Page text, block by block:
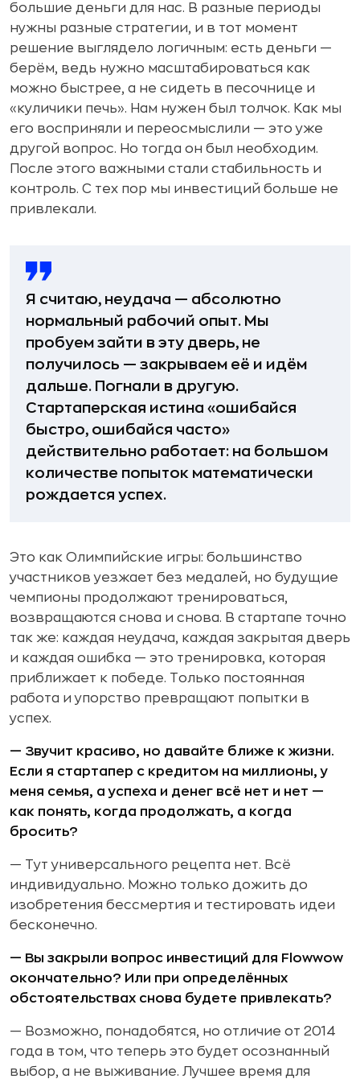
большие деньги для нас. В разные периоды
нужны разные стратегии, и в тот момент
решение выглядело логичным: есть деньги —
берём, ведь нужно масштабироваться как
можно быстрее, а не сидеть в песочнице и
«куличики печь». Нам нужен был толчок. Как мы
его восприняли и переосмыслили — это уже
другой вопрос. Но тогда он был необходим.
После этого важными стали стабильность и
контроль. С тех пор мы инвестиций больше не
привлекали.
Я считаю, неудача — абсолютно
нормальный рабочий опыт. Мы
пробуем зайти в эту дверь, не
получилось — закрываем её и идём
дальше. Погнали в другую.
Стартаперская истина «ошибайся
быстро, ошибайся часто»
действительно работает: на большом
количестве попыток математически
рождается успех.
Это как Олимпийские игры: большинство
участников уезжает без медалей, но будущие
чемпионы продолжают тренироваться,
возвращаются снова и снова. В стартапе точно
так же: каждая неудача, каждая закрытая дверь
и каждая ошибка — это тренировка, которая
приближает к победе. Только постоянная
работа и упорство превращают попытки в
успех.
— Звучит красиво, но давайте ближе к жизни.
Если я стартапер с кредитом на миллионы, у
меня семья, а успеха и денег всё нет и нет —
как понять, когда продолжать, а когда
бросить?
— Тут универсального рецепта нет. Всё
индивидуально. Можно только дожить до
изобретения бессмертия и тестировать идеи
бесконечно.
— Вы закрыли вопрос инвестиций для Flowwow
окончательно? Или при определённых
обстоятельствах снова будете привлекать?
— Возможно, понадобятся, но отличие от 2014
года в том, что теперь это будет осознанный
выбор, а не выживание. Лучшее время для